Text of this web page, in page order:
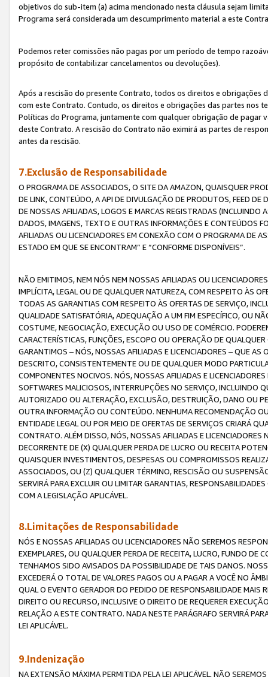
objetivos do sub-item (a) acima mencionado nesta cláusula sejam
Programa será considerada um descumprimento material a este
Podemos reter comissões não pagas por um período de tempo
propósito de contabilizar cancelamentos ou devoluções).
Após a rescisão do presente Contrato, todos os direitos e obrigações
com este Contrato. Contudo, os direitos e obrigações das partes nos
Políticas do Programa, juntamente com qualquer obrigação de
deste Contrato. A rescisão do Contrato não eximirá as partes de
antes da rescisão.
7.Exclusão de Responsabilidade
O PROGRAMA DE ASSOCIADOS, O SITE DA AMAZON, QUAISQUER
DE LINK, CONTEÚDO, A API DE DIVULGAÇÃO DE PRODUTOS, FEED
DE NOSSAS AFILIADAS, LOGOS E MARCAS REGISTRADAS
DADOS, IMAGENS, TEXTO E OUTRAS INFORMAÇÕES E CONTEÚDOS
AFILIADAS OU LICENCIADORES EM CONEXÃO COM O PROGRAMA DE
ESTADO EM QUE SE ENCONTRAM” E “CONFORME DISPONÍVEIS”.
NÃO EMITIMOS, NEM NÓS NEM NOSSAS AFILIADAS OU
IMPLÍCITA, LEGAL OU DE QUALQUER NATUREZA, COM RESPEITO ÀS
TODAS AS GARANTIAS COM RESPEITO ÀS OFERTAS DE SERVIÇO,
QUALIDADE SATISFATÓRIA, ADEQUAÇÃO A UM FIM ESPECÍFICO, OU
COSTUME, NEGOCIAÇÃO, EXECUÇÃO OU USO DE COMÉRCIO.
CARACTERÍSTICAS, FUNÇÕES, ESCOPO OU OPERAÇÃO DE
GARANTIMOS – NÓS, NOSSAS AFILIADAS E LICENCIADORES – QUE
DESCRITO, CONSISTENTEMENTE OU DE QUALQUER MODO
COMPONENTES NOCIVOS. NÓS, NOSSAS AFILIADAS E
SOFTWARES MALICIOSOS, INTERRUPÇÕES NO SERVIÇO, INCLUINDO
AUTORIZADO OU ALTERAÇÃO, EXCLUSÃO, DESTRUIÇÃO, DANO OU
OUTRA INFORMAÇÃO OU CONTEÚDO. NENHUMA RECOMENDAÇÃO
ENTIDADE LEGAL OU POR MEIO DE OFERTAS DE SERVIÇOS CRIARÁ
CONTRATO. ALÉM DISSO, NÓS, NOSSAS AFILIADAS E
DECORRENTE DE (X) QUALQUER PERDA DE LUCRO OU RECEITA
QUAISQUER INVESTIMENTOS, DESPESAS OU COMPROMISSOS
ASSOCIADOS, OU (Z) QUALQUER TÉRMINO, RESCISÃO OU
SERVIRÁ PARA EXCLUIR OU LIMITAR GARANTIAS,
COM A LEGISLAÇÃO APLICÁVEL.
8.Limitações de Responsabilidade
NÓS E NOSSAS AFILIADAS OU LICENCIADORES NÃO SEREMOS
EXEMPLARES, OU QUALQUER PERDA DE RECEITA, LUCRO, FUNDO
TENHAMOS SIDO AVISADOS DA POSSIBILIDADE DE TAIS DANOS.
EXCEDERÁ O TOTAL DE VALORES PAGOS OU A PAGAR A VOCÊ NO
QUAL O EVENTO GERADOR DO PEDIDO DE RESPONSABILIDADE
DIREITO OU RECURSO, INCLUSIVE O DIREITO DE REQUERER
RELAÇÃO A ESTE CONTRATO. NADA NESTE PARÁGRAFO SERVIRÁ
LEI APLICÁVEL.
9.Indenização
NA EXTENSÃO MÁXIMA PERMITIDA PELA LEI APLICÁVEL, NÃO